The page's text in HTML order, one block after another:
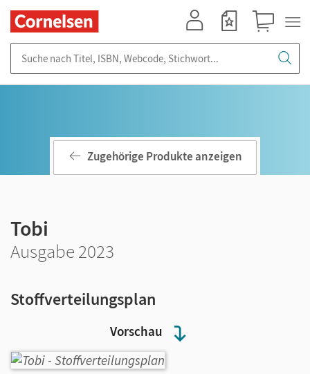
Vorschau
Zugehörige Produkte anzeigen
Tobi
Ausgabe 2023
Stoffverteilungsplan